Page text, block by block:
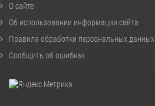
О сайте
Об использовании информации сайта
Правила обработки персональных данных
Сообщить об ошибках